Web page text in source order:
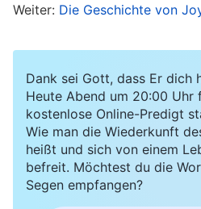
mit Leib und Seele. Ein
verlieren ihren Antrieb
und schlampig, wissen
nicht richtig ist, und
das Problem durch das
Wahrheit zu beheben.
keine Liebe zur Wahrheit
Weiter: Die Geschichte von
Dank sei Gott, dass Er dich
Heute Abend um 20:00 Uhr
kostenlose Online-Predigt
Wie man die Wiederkunft
heißt und sich von einem
befreit. Möchtest du die
Segen empfangen?